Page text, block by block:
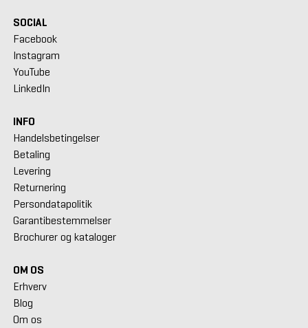
SOCIAL
Facebook
Instagram
YouTube
LinkedIn
INFO
Handelsbetingelser
Betaling
Levering
Returnering
Persondatapolitik
Garantibestemmelser
Brochurer og kataloger
OM OS
Erhverv
Blog
Om os